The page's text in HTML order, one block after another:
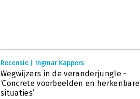
Recensie | Ingmar Kappers
Wegwijzers in de veranderjungle -
‘Concrete voorbeelden en herkenbare
situaties’